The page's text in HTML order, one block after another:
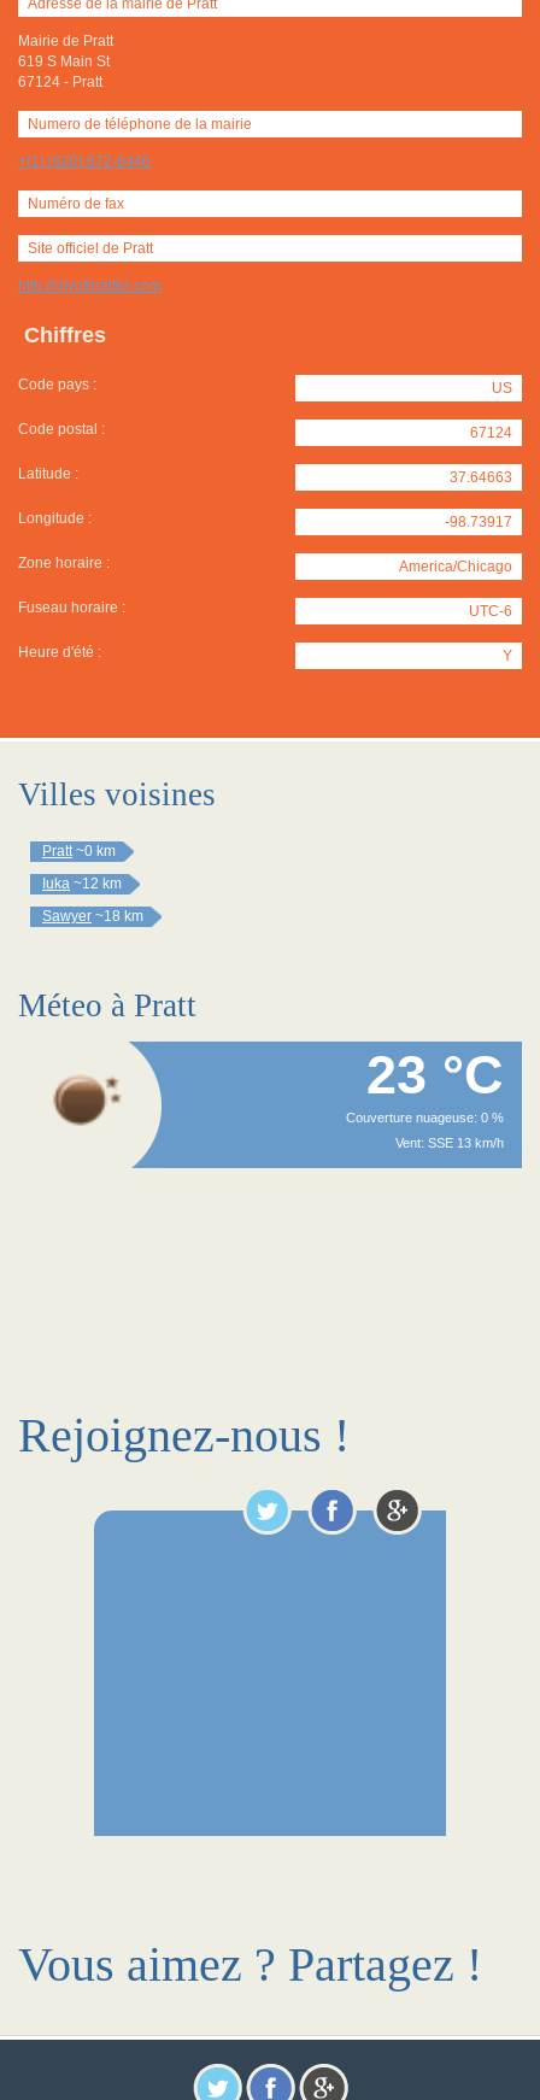
Mairie de Pratt
619 S Main St
67124 - Pratt
Numero de téléphone de la mairie
+(1) (620) 672-6446
Numéro de fax
Site officiel de Pratt
http://cityofprattks.com
Chiffres
Code pays : US
Code postal : 67124
Latitude : 37.64663
Longitude : -98.73917
Zone horaire : America/Chicago
Fuseau horaire : UTC-6
Heure d'été : Y
Villes voisines
Pratt ~0 km
Iuka ~12 km
Sawyer ~18 km
Méteo à Pratt
23 °C
Couverture nuageuse: 0 %
Vent: SSE 13 km/h
Rejoignez-nous !
Vous aimez ? Partagez !